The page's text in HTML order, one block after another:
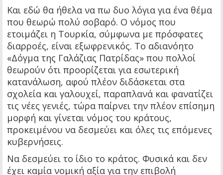
Και εδώ θα ήθελα να πω δυο λόγια για ένα θέμα
που θεωρώ πολύ σοβαρό. Ο νόμος που
ετοιμάζει η Τουρκία, σύμφωνα με πρόσφατες
διαρροές, είναι εξωφρενικός. Το αδιανόητο
«Δόγμα της Γαλάζιας Πατρίδας» που πολλοί
θεωρούν ότι προορίζεται για εσωτερική
κατανάλωση, αφού πλέον διδάσκεται στα
σχολεία και γαλουχεί, παραπλανά και φανατίζει
τις νέες γενιές, τώρα παίρνει την πλέον επίσημη
μορφή και γίνεται νόμος του κράτους,
προκειμένου να δεσμεύει και όλες τις επόμενες
κυβερνήσεις.
Να δεσμεύει το ίδιο το κράτος. Φυσικά και δεν
έχει καμία νομική αξία για την επιβολή